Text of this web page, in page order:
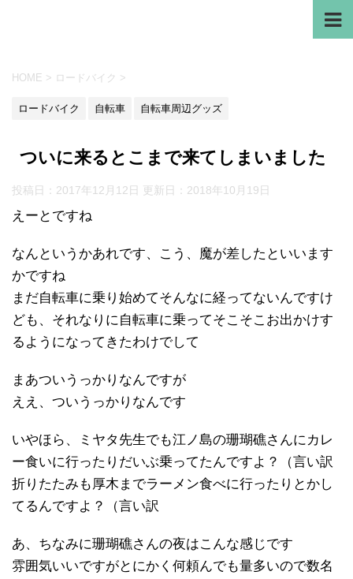
HOME > ロードバイク >
ロードバイク 自転車 自転車周辺グッズ
ついに来るとこまで来てしまいました
投稿日：2017年12月12日 更新日： 2018年10月19日
えーとですね
なんというかあれです、こう、魔が差したといいます
かですね
まだ自転車に乗り始めてそんなに経ってないんですけ
ども、それなりに自転車に乗ってそこそこお出かけす
るようになってきたわけでして
まあついうっかりなんですが
ええ、ついうっかりなんです
いやほら、ミヤタ先生でも江ノ島の珊瑚礁さんにカレ
ー食いに行ったりだいぶ乗ってたんですよ？（言い訳
折りたたみも厚木までラーメン食べに行ったりとかし
てるんですよ？（言い訳
あ、ちなみに珊瑚礁さんの夜はこんな感じです
雰囲気いいですがとにかく何頼んでも量多いので数名